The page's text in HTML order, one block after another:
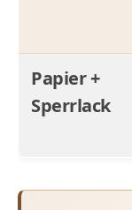
Papier +
Sperrlack